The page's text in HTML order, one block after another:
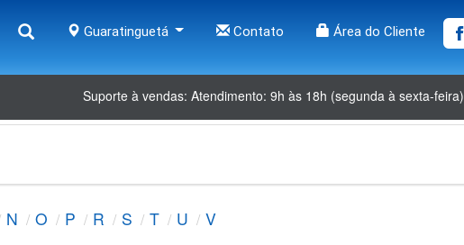
Guaratinguetá Contato Área do Cliente
Suporte à vendas: Atendimento: 9h às 18h (segunda à sexta-feira)
N O P R S T U V